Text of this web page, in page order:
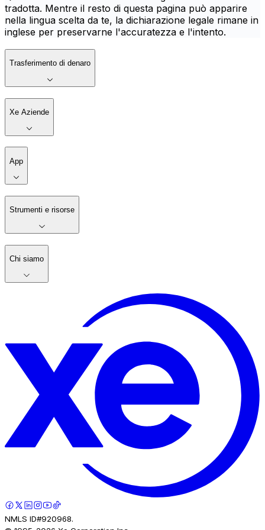
tradotta. Mentre il resto di questa pagina può apparire
nella lingua scelta da te, la dichiarazione legale rimane in
inglese per preservarne l'accuratezza e l'intento.
Trasferimento di denaro
Xe Aziende
App
Strumenti e risorse
Chi siamo
NMLS ID#920968.